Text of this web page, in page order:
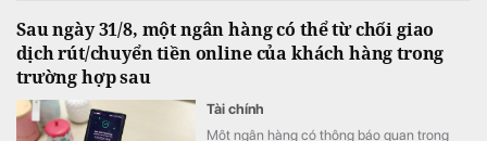
Sau ngày 31/8, một ngân hàng có thể từ chối giao
dịch rút/chuyển tiền online của khách hàng trong
trường hợp sau
Tài chính
Một ngân hàng có thông báo quan trọng